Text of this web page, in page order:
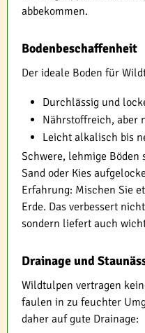
abbekommen.
Bodenbeschaffenheit
Der ideale Boden für
Durchlässig und
Nährstoffreich, aber
Leicht alkalisch bis
Schwere, lehmige
Sand oder Kies
Erfahrung: Mischen Sie
Erde. Das verbessert
sondern liefert auch
Drainage und
Wildtulpen vertragen
faulen in zu feuchter
daher auf gute Drainage: